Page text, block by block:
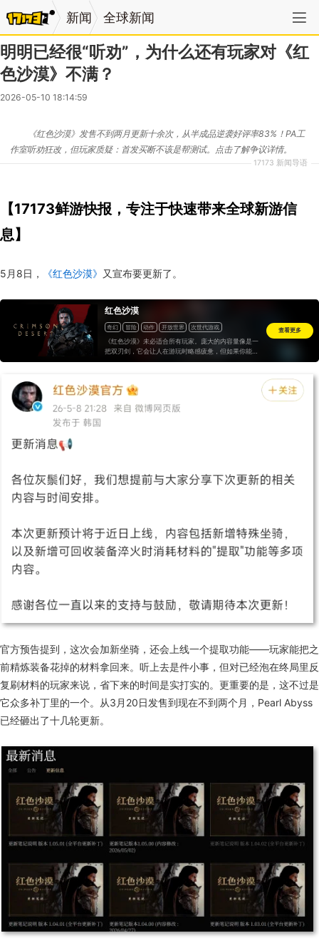
新闻 全球新闻
明明已经很“听劝”，为什么还有玩家对《红
色沙漠》不满？
2026-05-10 18:14:59
17173 新闻导语
《红色沙漠》发售不到两月更新十余次，从半成品逆袭好评率83%！PA工
作室听劝狂改，但玩家质疑：首发买断不该是帮测试。点击了解争议详情。
【17173鲜游快报，专注于快速带来全球新游信
息】
5月 8日， 《红色沙漠》 又宣布要更新了。
红色沙漠
奇幻 冒险 动作 开放世界 次世代游戏
《红色沙漠》未必适合所有玩家。庞大的内容量像是一
把双刃剑，它会让人在游玩时略感疲惫，但如果你能接
受它庞大的内容体量，又或是想找个能充分打发时间
查看更多
官方预告提到 ， 这次会加新坐骑，还会上线一个提取功能——玩家能把之
前精炼装备花掉的材料拿回来。听上去是件小事，但对已经泡在终局里反
复刷材料的玩家来说，省下来的时间是实打实的。更重要的是，这不过是
它众多补丁里的一个。从3月20日发售到现在不到两个月，Pearl Abyss
已经砸出了十几轮更新。